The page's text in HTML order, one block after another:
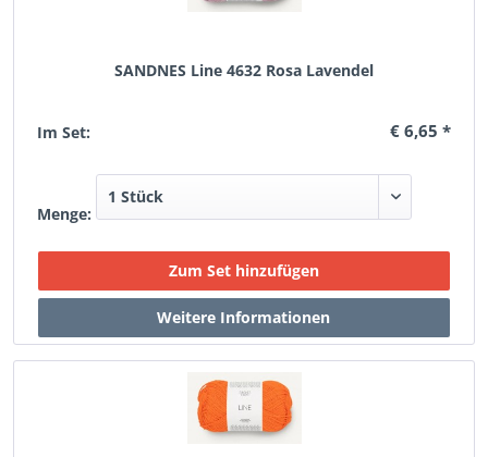
SANDNES Line 4632 Rosa Lavendel
Im Set: € 6,65 *
Menge: